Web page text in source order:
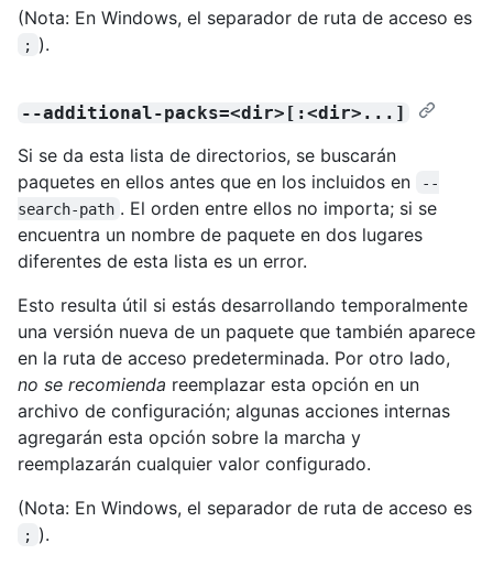
(Nota: En Windows, el separador de ruta de acceso es
; ).
--additional-packs=<dir>[:<dir>...]
Si se da esta lista de directorios, se buscarán
paquetes en ellos antes que en los incluidos en
--
search-path . El orden entre ellos no importa; si se
encuentra un nombre de paquete en dos lugares
diferentes de esta lista es un error.
Esto resulta útil si estás desarrollando temporalmente
una versión nueva de un paquete que también aparece
en la ruta de acceso predeterminada. Por otro lado,
no se recomienda reemplazar esta opción en un
archivo de configuración; algunas acciones internas
agregarán esta opción sobre la marcha y
reemplazarán cualquier valor configurado.
(Nota: En Windows, el separador de ruta de acceso es
; ).